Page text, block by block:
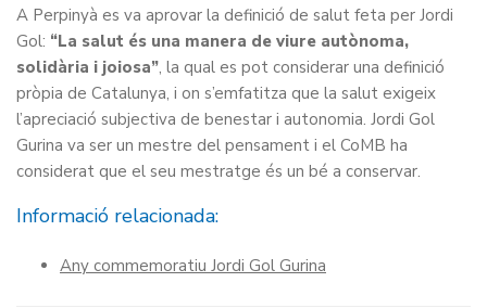
A Perpinyà es va aprovar la definició de salut feta per Jordi
Gol: “La salut és una manera de viure autònoma,
solidària i joiosa”, la qual es pot considerar una definició
pròpia de Catalunya, i on s’emfatitza que la salut exigeix
l’apreciació subjectiva de benestar i autonomia. Jordi Gol
Gurina va ser un mestre del pensament i el CoMB ha
considerat que el seu mestratge és un bé a conservar.
Informació relacionada:
Any commemoratiu Jordi Gol Gurina